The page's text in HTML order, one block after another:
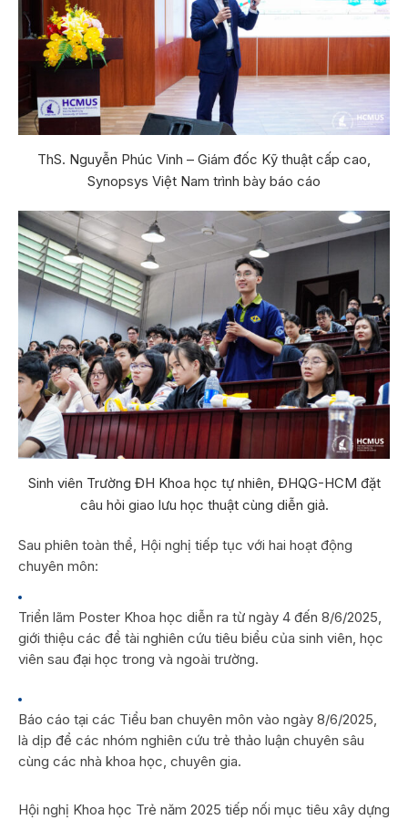
ThS. Nguyễn Phúc Vinh – Giám đốc Kỹ thuật cấp cao,
Synopsys Việt Nam trình bày báo cáo
Sinh viên Trường ĐH Khoa học tự nhiên, ĐHQG-HCM đặt
câu hỏi giao lưu học thuật cùng diễn giả.
Sau phiên toàn thể, Hội nghị tiếp tục với hai hoạt động
chuyên môn:
Triển lãm Poster Khoa học diễn ra từ ngày 4 đến 8/6/2025,
giới thiệu các đề tài nghiên cứu tiêu biểu của sinh viên, học
viên sau đại học trong và ngoài trường.
Báo cáo tại các Tiểu ban chuyên môn vào ngày 8/6/2025,
là dịp để các nhóm nghiên cứu trẻ thảo luận chuyên sâu
cùng các nhà khoa học, chuyên gia.
Hội nghị Khoa học Trẻ năm 2025 tiếp nối mục tiêu xây dựng